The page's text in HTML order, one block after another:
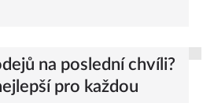
na poslední chvíli?
pro každou